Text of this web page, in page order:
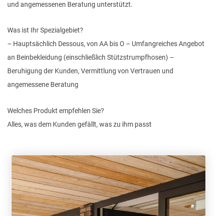
und angemessenen Beratung unterstützt.
Was ist Ihr Spezialgebiet?
– Hauptsächlich Dessous, von AA bis O – Umfangreiches Angebot
an Beinbekleidung (einschließlich Stützstrumpfhosen) –
Beruhigung der Kunden, Vermittlung von Vertrauen und
angemessene Beratung
Welches Produkt empfehlen Sie?
Alles, was dem Kunden gefällt, was zu ihm passt